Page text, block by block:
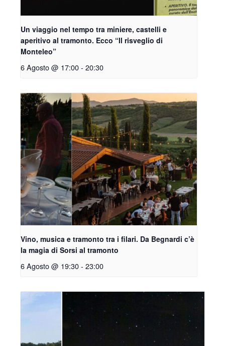
Un viaggio nel tempo tra miniere, castelli e
aperitivo al tramonto. Ecco “Il risveglio di
Monteleo”
6 Agosto @ 17:00- 20:30
Vino, musica e tramonto tra i filari. Da Begnardi c’è
la magia di Sorsi al tramonto
6 Agosto @ 19:30- 23:00